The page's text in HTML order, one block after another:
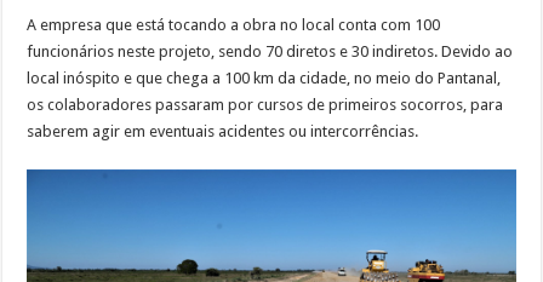
A empresa que está tocando a obra no local conta com 100
funcionários neste projeto, sendo 70 diretos e 30 indiretos. Devido ao
local inóspito e que chega a 100 km da cidade, no meio do Pantanal,
os colaboradores passaram por cursos de primeiros socorros, para
saberem agir em eventuais acidentes ou intercorrências.